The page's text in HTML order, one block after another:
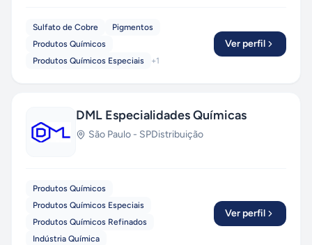
Sulfato de Cobre
Pigmentos
Produtos Químicos
Produtos Químicos Especiais
+1
Ver perfil
DML Especialidades Químicas
São Paulo - SPDistribuição
Produtos Químicos
Produtos Químicos Especiais
Produtos Químicos Refinados
Indústria Química
Ver perfil